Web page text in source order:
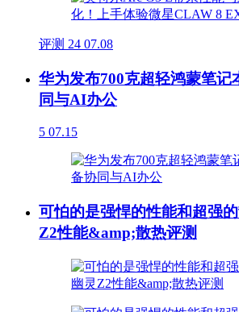
评测 24 07.08
华为发布700克超轻鸿蒙笔记
同与AI办公
5 07.15
可怕的是强悍的性能和超强
Z2性能&amp;散热评测